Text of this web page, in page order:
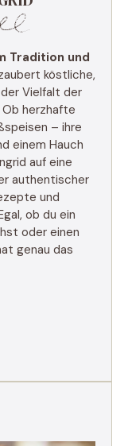
Tradition und
köstliche,
Vielfalt der
herzhafte
– ihre
einem Hauch
auf eine
authentischer
und
ob du ein
oder einen
genau das